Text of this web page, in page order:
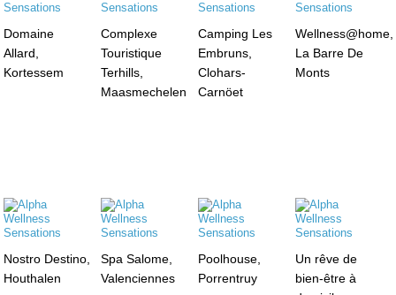
Domaine
Allard,
Kortessem
Complexe
Touristique
Terhills,
Maasmechelen
Camping Les
Embruns,
Clohars-
Carnöet
Wellness@home,
La Barre De
Monts
Nostro Destino,
Houthalen
Spa Salome,
Valenciennes
Poolhouse,
Porrentruy
Un rêve de
bien-être à